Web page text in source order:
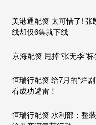
美港通配资 太可惜了!
线却仅6集就下线
京海配资 甩掉“张无季”
恒瑞行配资 给7月的“烂
看成功避雷！
恒瑞行配资 水利部：整